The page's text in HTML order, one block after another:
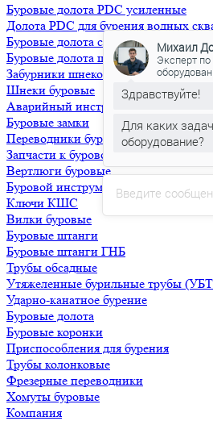
Буровые долота PDC усиленные
Долота PDC для бурения водных
Буровые долота с бoковой и
Буровые долота шнековые
Забурники шнековые
Шнеки буровые
Аварийный инструмент
Буровые замки
Переводники буровые
Запчасти к буровому насосу НБ-32,50
Вертлюги буровые
Буровой инструмент для ГНБ
Ключи КШС
Вилки буровые
Буровые штанги
Буровые штанги ГНБ
Трубы обсадные
Утяжеленные бурильные трубы
Ударно-канатное бурение
Буровые долота
Буровые коронки
Приспособления для бурения
Трубы колонковые
Фрезерные переводники
Хомуты буровые
Компания
Введите
Михаил
Эксперт по
Здравствуйте!
Для каких
оборудование?